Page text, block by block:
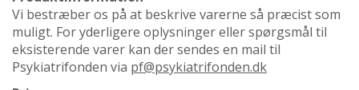
Vi bestræber os på at beskrive varerne så præcist som
muligt. For yderligere oplysninger eller spørgsmål til
eksisterende varer kan der sendes en mail til
Psykiatrifonden via pf@psykiatrifonden.dk